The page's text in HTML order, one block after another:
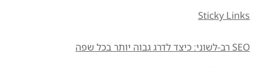
Sticky Links
SEO רב-לשוני: כיצד לדרג גבוה יותר בכל שפה